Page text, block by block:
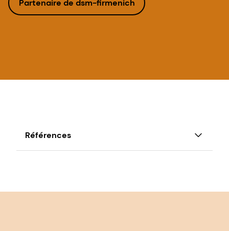
Partenaire de dsm-firmenich
Références